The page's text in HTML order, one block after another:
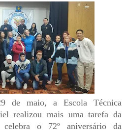
de maio, a Escola Técnica
realizou mais uma tarefa da
o 72º aniversário da